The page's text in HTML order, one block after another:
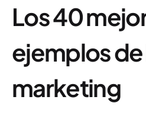
Los 40
ejemplos de
marketing